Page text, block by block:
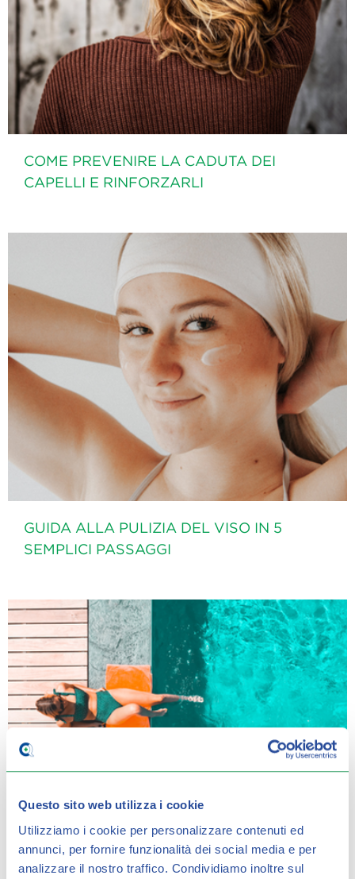
Questo sito web utilizza i cookie
Utilizziamo i cookie per personalizzare contenuti ed
annunci, per fornire funzionalità dei social media e per
analizzare il nostro traffico. Condividiamo inoltre sul
COME PREVENIRE LA CADUTA DEI
CAPELLI E RINFORZARLI
GUIDA ALLA PULIZIA DEL VISO IN 5
SEMPLICI PASSAGGI